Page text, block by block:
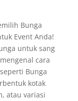
Bunga
Event Anda!
untuk sang
cara
Bunga
kotak
atau variasi